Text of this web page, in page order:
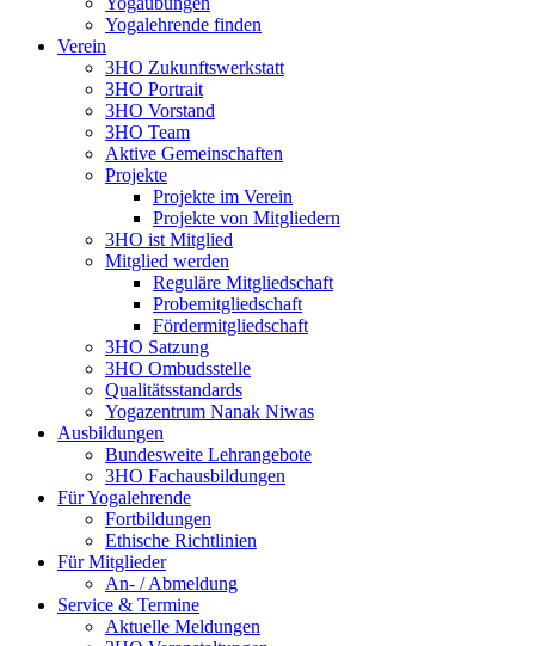
Yogalehrende finden
Verein
3HO Zukunftswerkstatt
3HO Portrait
3HO Vorstand
3HO Team
Aktive Gemeinschaften
Projekte
Projekte im Verein
Projekte von Mitgliedern
3HO ist Mitglied
Mitglied werden
Reguläre Mitgliedschaft
Probemitgliedschaft
Fördermitgliedschaft
3HO Satzung
3HO Ombudsstelle
Qualitätsstandards
Yogazentrum Nanak Niwas
Ausbildungen
Bundesweite Lehrangebote
3HO Fachausbildungen
Für Yogalehrende
Fortbildungen
Ethische Richtlinien
Für Mitglieder
An- / Abmeldung
Service & Termine
Aktuelle Meldungen